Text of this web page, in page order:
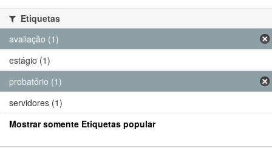
Etiquetas
avaliação (1)
estágio (1)
probatório (1)
servidores (1)
Mostrar somente Etiquetas popular